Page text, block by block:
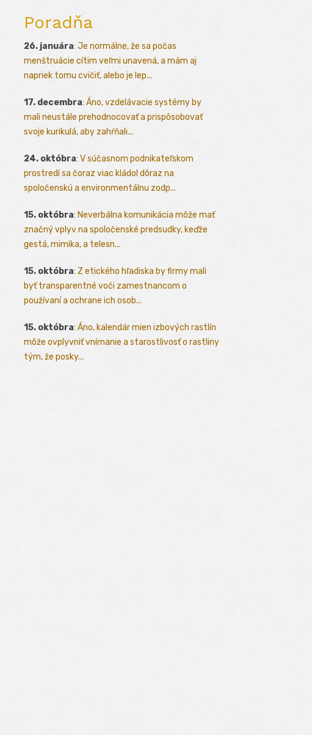
Poradňa
26. januára: Je normálne, že sa počas
menštruácie cítim veľmi unavená, a mám aj
napriek tomu cvičiť, alebo je lep...
17. decembra: Áno, vzdelávacie systémy by
mali neustále prehodnocovať a prispôsobovať
svoje kurikulá, aby zahŕňali...
24. októbra: V súčasnom podnikateľskom
prostredí sa čoraz viac kládol dôraz na
spoločenskú a environmentálnu zodp...
15. októbra: Neverbálna komunikácia môže mať
značný vplyv na spoločenské predsudky, keďže
gestá, mimika, a telesn...
15. októbra: Z etického hľadiska by firmy mali
byť transparentné voči zamestnancom o
používaní a ochrane ich osob...
15. októbra: Áno, kalendár mien izbových rastlín
môže ovplyvniť vnímanie a starostlivosť o rastliny
tým, že posky...